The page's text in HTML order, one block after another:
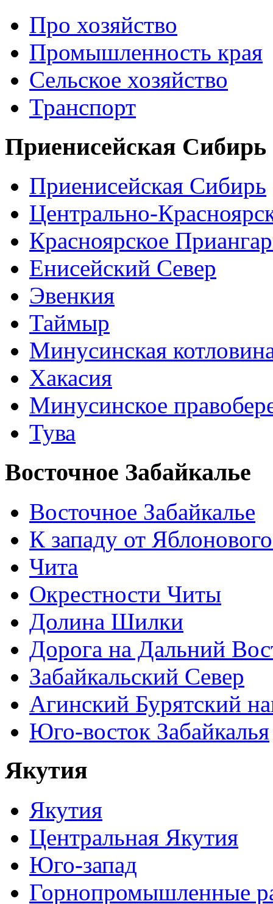
Про хозяйство
Промышленность края
Сельское хозяйство
Транспорт
Приенисейская Сибирь
Приенисейская Сибирь
Центрально-
Красноярское
Енисейский Север
Эвенкия
Таймыр
Минусинская
Хакасия
Минусинское
Тува
Восточное Забайкалье
Восточное Забайкалье
К западу от
Чита
Окрестности Читы
Долина Шилки
Дорога на Дальний
Забайкальский Север
Агинский Бурятский
Юго-восток Забайкалья
Якутия
Якутия
Центральная Якутия
Юго-запад
Горнопромышленные